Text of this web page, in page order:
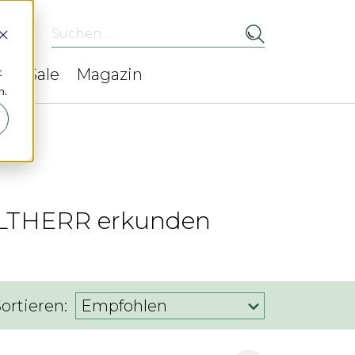
Suchen ...
Sale Magazin
erkunden
Empfohlen